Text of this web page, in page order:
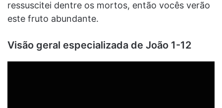
ressuscitei dentre os mortos, então vocês verão
este fruto abundante.
Visão geral especializada de João 1-12